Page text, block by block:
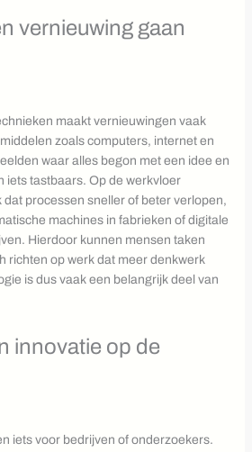
vernieuwing gaan
maakt vernieuwingen vaak
zoals computers, internet en
waar alles begon met een idee en
iets tastbaars. Op de werkvloer
dat processen sneller of beter verlopen,
machines in fabrieken of digitale
Hierdoor kunnen mensen taken
richten op werk dat meer denkwerk
is dus vaak een belangrijk deel van
innovatie op de
iets voor bedrijven of onderzoekers.